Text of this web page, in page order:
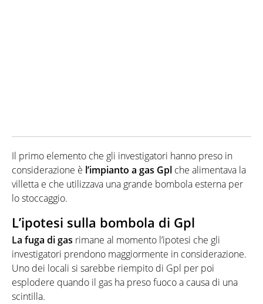
Il primo elemento che gli investigatori hanno preso in
considerazione è l’impianto a gas Gpl che alimentava la
villetta e che utilizzava una grande bombola esterna per
lo stoccaggio.
L’ipotesi sulla bombola di Gpl
La fuga di gas rimane al momento l’ipotesi che gli
investigatori prendono maggiormente in considerazione.
Uno dei locali si sarebbe riempito di Gpl per poi
esplodere quando il gas ha preso fuoco a causa di una
scintilla.